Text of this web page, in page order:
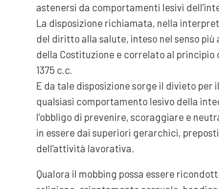
astenersi da comportamenti lesivi
La disposizione richiamata, nella
del diritto alla salute, inteso nel senso
della Costituzione e correlato al principio
1375 c.c.
E da tale disposizione sorge il divieto per
qualsiasi comportamento lesivo della
l’obbligo di prevenire, scoraggiare e
in essere dai superiori gerarchici,
dell’attività lavorativa.
Qualora il mobbing possa essere